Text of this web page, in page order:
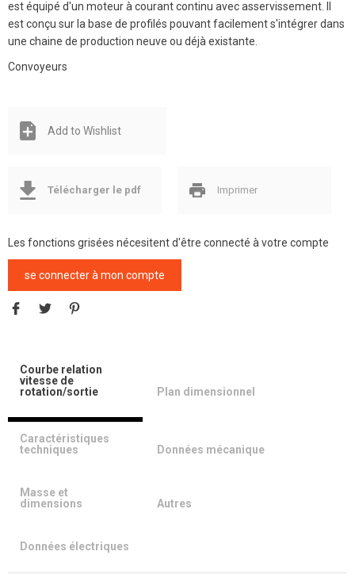
est équipé d'un moteur à courant continu avec asservissement. Il
est conçu sur la base de profilés pouvant facilement s'intégrer dans
une chaine de production neuve ou déjà existante.
Convoyeurs
Add to Wishlist
Télécharger le pdf Imprimer
Les fonctions grisées nécesitent d'être connecté à votre compte
se connecter à mon compte
Courbe relation
vitesse de
rotation/sortie
Plan dimensionnel
Caractéristiques
techniques
Données mécanique
Masse et
dimensions
Autres
Données électriques